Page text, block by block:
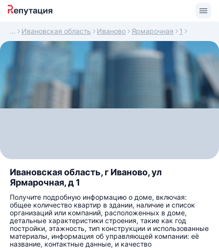
Ивановская область Иваново Ярмарочная 1
Ивановская область, г Иваново, ул
Ярмарочная, д 1
Получите подробную информацию о доме, включая:
общее количество квартир в здании, наличие и список
организаций или компаний, расположенных в доме,
детальные характеристики строения, такие как год
постройки, этажность, тип конструкции и использованные
материалы, информация об управляющей компании: её
название, контактные данные, и качество